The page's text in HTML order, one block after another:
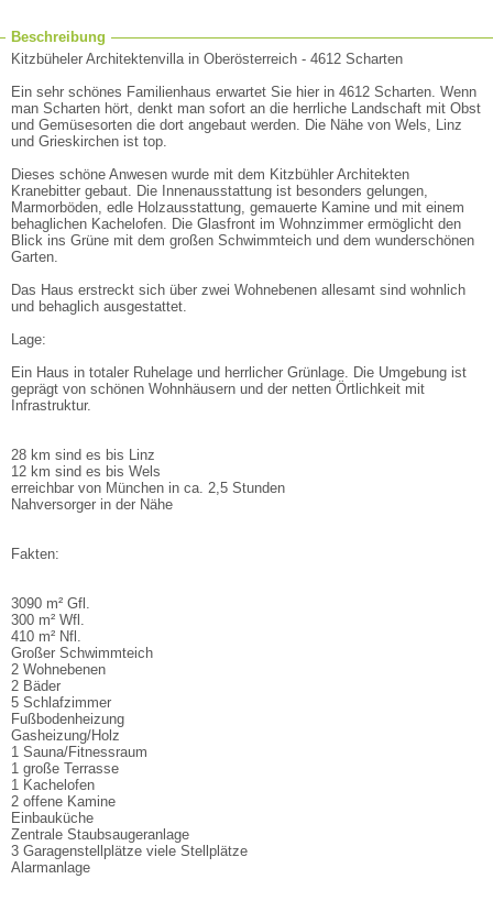
Beschreibung
Kitzbüheler Architektenvilla in Oberösterreich - 4612 Scharten
Ein sehr schönes Familienhaus erwartet Sie hier in 4612 Scharten. Wenn
man Scharten hört, denkt man sofort an die herrliche Landschaft mit Obst
und Gemüsesorten die dort angebaut werden. Die Nähe von Wels, Linz
und Grieskirchen ist top.
Dieses schöne Anwesen wurde mit dem Kitzbühler Architekten
Kranebitter gebaut. Die Innenausstattung ist besonders gelungen,
Marmorböden, edle Holzausstattung, gemauerte Kamine und mit einem
behaglichen Kachelofen. Die Glasfront im Wohnzimmer ermöglicht den
Blick ins Grüne mit dem großen Schwimmteich und dem wunderschönen
Garten.
Das Haus erstreckt sich über zwei Wohnebenen allesamt sind wohnlich
und behaglich ausgestattet.
Lage:
Ein Haus in totaler Ruhelage und herrlicher Grünlage. Die Umgebung ist
geprägt von schönen Wohnhäusern und der netten Örtlichkeit mit
Infrastruktur.
28 km sind es bis Linz
12 km sind es bis Wels
erreichbar von München in ca. 2,5 Stunden
Nahversorger in der Nähe
Fakten:
3090 m² Gfl.
300 m² Wfl.
410 m² Nfl.
Großer Schwimmteich
2 Wohnebenen
2 Bäder
5 Schlafzimmer
Fußbodenheizung
Gasheizung/Holz
1 Sauna/Fitnessraum
1 große Terrasse
1 Kachelofen
2 offene Kamine
Einbauküche
Zentrale Staubsaugeranlage
3 Garagenstellplätze viele Stellplätze
Alarmanlage